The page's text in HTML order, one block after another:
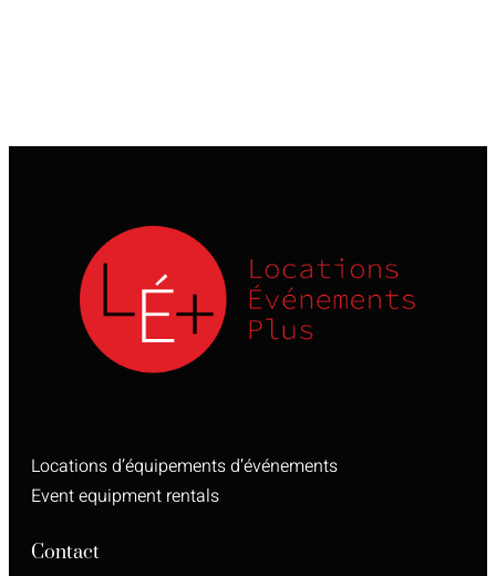
Locations d’équipements d’événements
Event equipment rentals
Contact